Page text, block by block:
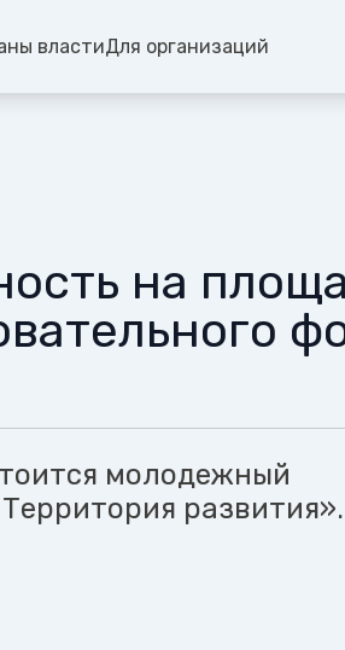
властиДля организаций
на
молодежный
развития».